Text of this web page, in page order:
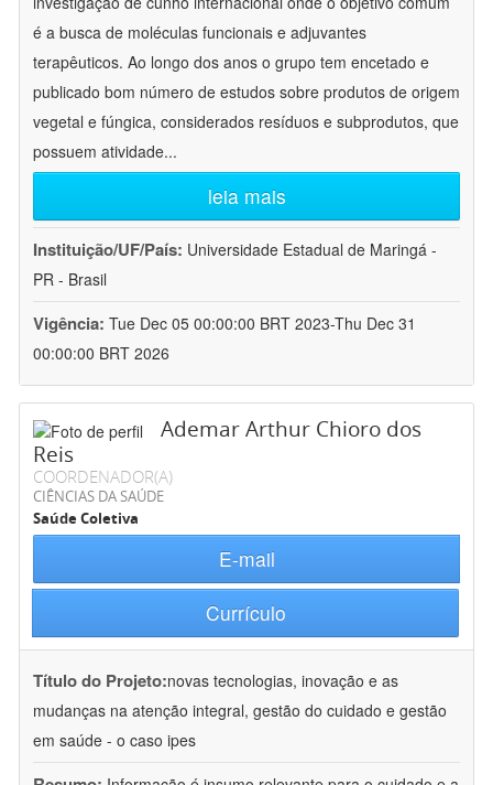
é a busca de moléculas funcionais e adjuvantes
terapêuticos. Ao longo dos anos o grupo tem encetado e
publicado bom número de estudos sobre produtos de origem
vegetal e fúngica, considerados resíduos e subprodutos, que
possuem atividade...
leia mais
Instituição/UF/País: Universidade Estadual de Maringá -
PR - Brasil
Vigência: Tue Dec 05 00:00:00 BRT 2023-Thu Dec 31
00:00:00 BRT 2026
Ademar Arthur Chioro dos
Reis
COORDENADOR(A)
CIÊNCIAS DA SAÚDE
Saúde Coletiva
E-mail
Currículo
Título do Projeto:novas tecnologias, inovação e as
mudanças na atenção integral, gestão do cuidado e gestão
em saúde - o caso ipes